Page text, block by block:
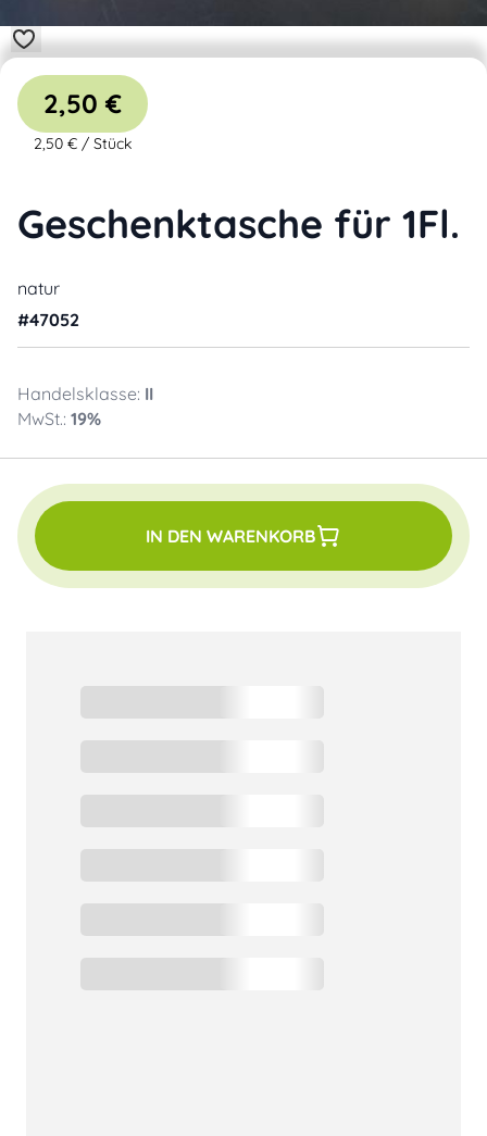
Geschenktasche für 1Fl.
natur
#47052
Handelsklasse: II
MwSt.: 19%
2,50 €
2,50 € / Stück
IN DEN WARENKORB